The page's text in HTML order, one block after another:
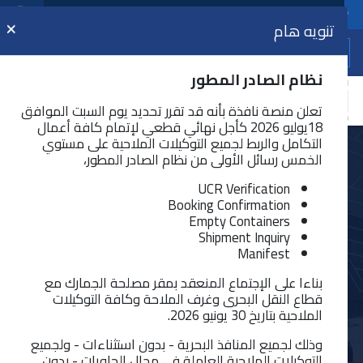
عرض
اخطار حاويات لم ترد
تتيح الخدمة إمكانية اخطار حاويات لم ترد إلكترونياً
آخر تحديث : ١٨/٣/٢٠٢٤ - ٨:٥١ ص
تنويه هام ×
نظام الصادر المطور
تعلن منصة نافذة بأنه قد تقرر تحديد يوم السبت الموافق
18يوليو 2026 كأجل نهائي قطعي لإتمام كافة أعمال
التكامل والربط لجميع التوكيلات الملاحية على مستوي
الخمس رسائل الأولى من نظام الصادر المطور،
UCR Verification
Booking Confirmation
Empty Containers
Shipment Inquiry
Manifest
بناءا على الإجتماع المنعقد بمقر مصلحة الجمارك مع
قطاع النقل البحرى وغرف الملاحة وكافة التوكيلات
الملاحية بتاريخ 30 يونيو 2026.
وذلك لجميع المنافذ البحرية - بدون استثناءات - ولجميع